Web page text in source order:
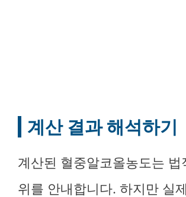
계산 결과 해석하기
계산된 혈중알코올농도는 법
위를 안내합니다. 하지만 실